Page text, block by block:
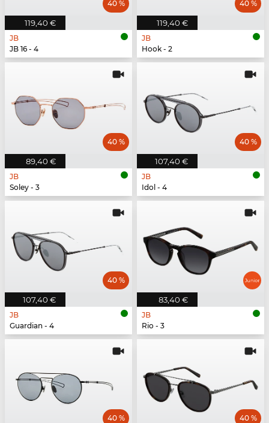
119,40 €
40 %
JB
JB 16 - 4
119,40 €
40 %
JB
Hook - 2
89,40 €
40 %
JB
Soley - 3
107,40 €
40 %
JB
Idol - 4
107,40 €
40 %
JB
Guardian - 4
83,40 €
JB
Rio - 3
40 % 40 %